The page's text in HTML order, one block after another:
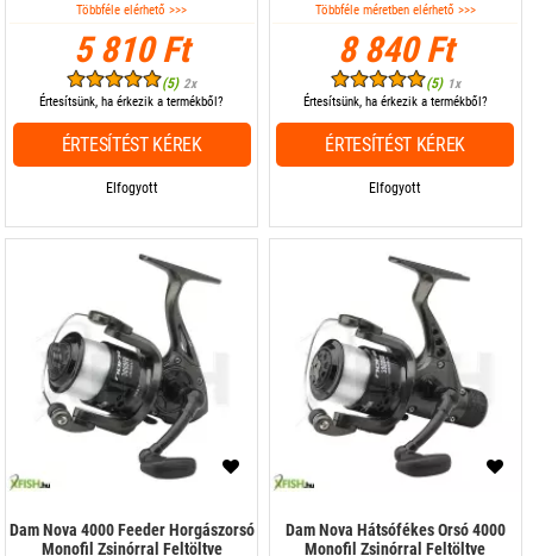
Többféle elérhető >>>
5 810 Ft
(5) 2x
Elfogyott
Értesítsünk, ha érkezik a termékből?
ÉRTESÍTÉST KÉREK
Többféle méretben elérhető >>>
8 840 Ft
(5) 1x
Elfogyott
Értesítsünk, ha érkezik a termékből?
ÉRTESÍTÉST KÉREK
Dam Nova 4000 Feeder Horgászorsó
Monofil Zsinórral Feltöltve
Dam Nova Hátsófékes Orsó 4000
Monofil Zsinórral Feltöltve